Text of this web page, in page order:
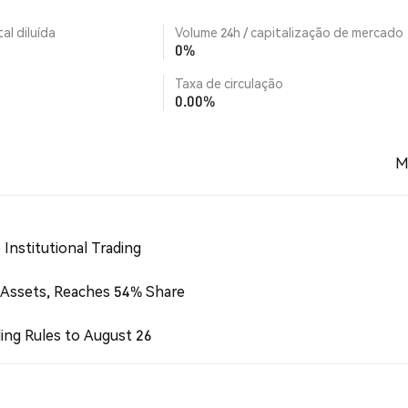
diluída Volume 24h / capitalização de mercado
0%
Taxa de circulação
0.00%
Institutional Trading
Reaches 54% Share
Rules to August 26